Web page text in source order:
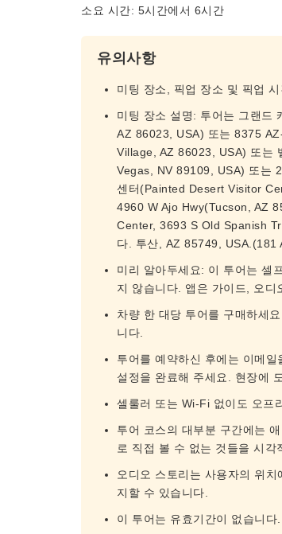
소요 시간: 5시간에서 6시간
유의사항
미팅 장소, 픽업 장소 및 픽업
미팅 장소 설명: 투어는 그랜드
AZ 86023, USA) 또는 8375
Village, AZ 86023, USA) 또는
Vegas, NV 89109, USA) 또는
센터(Painted Desert Visitor
4960 W Ajo Hwy(Tucson, AZ
Center, 3693 S Old Spanish
다. 투산, AZ 85749,
미리 알아두세요: 이 투어는 셀
지 않습니다. 앱은 가이드, 오디
차량 한 대당 투어를 구매하세
니다.
투어를 예약하신 후에는 이메
설정을 완료해 주세요. 현장에
셀룰러 또는 Wi-Fi 없이도 오프
투어 코스의 대부분 구간에는
로 직접 볼 수 없는 것들을 시각
오디오 스토리는 사용자의 위
지할 수 있습니다.
이 투어는 유효기간이 없습니